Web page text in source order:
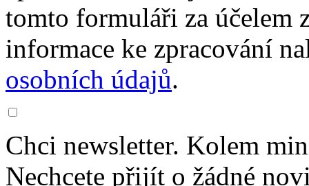
tomto formuláři za účelem
informace ke zpracování
osobních údajů.
Chci newsletter. Kolem
Nechcete přijít o žádné